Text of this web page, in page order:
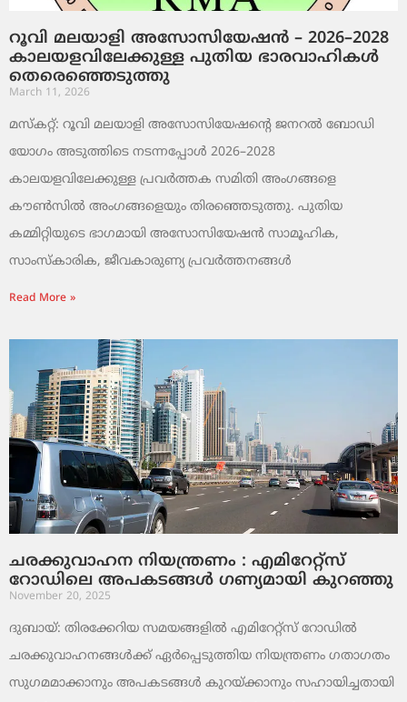
റൂവി മലയാളി അസോസിയേഷൻ – 2026–2028
കാലയളവിലേക്കുള്ള പുതിയ ഭാരവാഹികൾ
തെരെഞ്ഞെടുത്തു
March 11, 2026
മസ്കറ്റ്: റൂവി മലയാളി അസോസിയേഷന്റെ ജനറൽ ബോഡി
യോഗം അടുത്തിടെ നടന്നപ്പോൾ 2026–2028
കാലയളവിലേക്കുള്ള പ്രവർത്തക സമിതി അംഗങ്ങളെ
കൗൺസിൽ അംഗങ്ങളെയും തിരഞ്ഞെടുത്തു. പുതിയ
കമ്മിറ്റിയുടെ ഭാഗമായി അസോസിയേഷൻ സാമൂഹിക,
സാംസ്‌കാരിക, ജീവകാരുണ്യ പ്രവർത്തനങ്ങൾ
Read More »
ചരക്കുവാഹന നിയന്ത്രണം : എമിറേറ്റ്സ്
റോഡിലെ അപകടങ്ങൾ ഗണ്യമായി കുറഞ്ഞു
November 20, 2025
ദുബായ്: തിരക്കേറിയ സമയങ്ങളിൽ എമിറേറ്റ്സ് റോഡിൽ
ചരക്കുവാഹനങ്ങൾക്ക് ഏർപ്പെടുത്തിയ നിയന്ത്രണം ഗതാഗതം
സുഗമമാക്കാനും അപകടങ്ങൾ കുറയ്ക്കാനും സഹായിച്ചതായി